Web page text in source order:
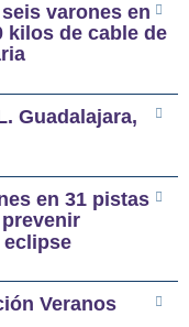
varones en
kilos de cable de
Guadalajara,
en 31 pistas
Veranos